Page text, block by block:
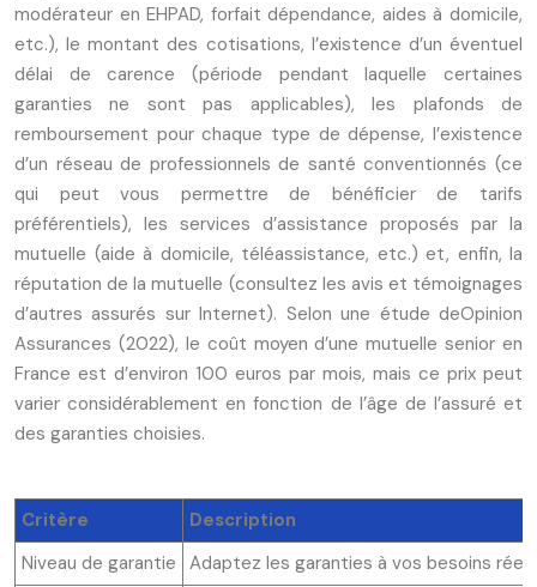
modérateur en EHPAD, forfait dépendance, aides à domicile,
etc.), le montant des cotisations, l’existence d’un éventuel
délai de carence (période pendant laquelle certaines
garanties ne sont pas applicables), les plafonds de
remboursement pour chaque type de dépense, l’existence
d’un réseau de professionnels de santé conventionnés (ce
qui peut vous permettre de bénéficier de tarifs
préférentiels), les services d’assistance proposés par la
mutuelle (aide à domicile, téléassistance, etc.) et, enfin, la
réputation de la mutuelle (consultez les avis et témoignages
d’autres assurés sur Internet). Selon une étude deOpinion
Assurances (2022), le coût moyen d’une mutuelle senior en
France est d’environ 100 euros par mois, mais ce prix peut
varier considérablement en fonction de l’âge de l’assuré et
des garanties choisies.
Critère
Description
Niveau de garantie Adaptez les garanties à vos besoins